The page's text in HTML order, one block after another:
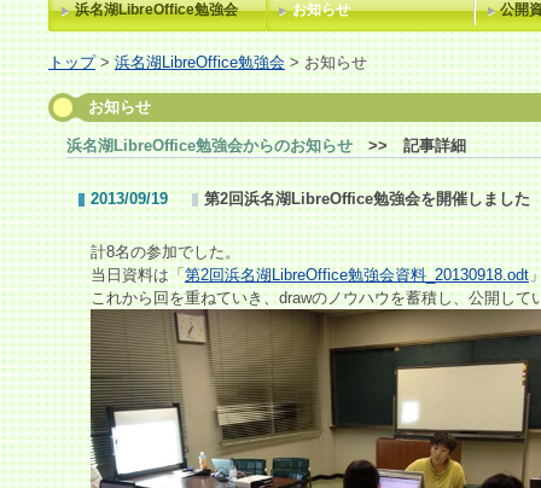
浜名湖LibreOffice勉強会 お知らせ 公開
トップ>浜名湖LibreOffice勉強会 > お知らせ
お知らせ
浜名湖LibreOffice勉強会からのお知らせ >> 記事詳細
2013/09/19 第2回浜名湖LibreOffice勉強会を開催しました
計8名の参加でした。
当日資料は「第2回浜名湖LibreOffice勉強会資料_20130918.odt
これから回を重ねていき、drawのノウハウを蓄積し、公開して